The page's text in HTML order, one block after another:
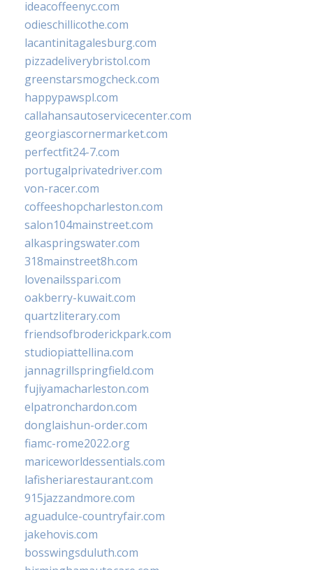
ideacoffeenyc.com
odieschillicothe.com
lacantinitagalesburg.com
pizzadeliverybristol.com
greenstarsmogcheck.com
happypawspl.com
callahansautoservicecenter.com
georgiascornermarket.com
perfectfit24-7.com
portugalprivatedriver.com
von-racer.com
coffeeshopcharleston.com
salon104mainstreet.com
alkaspringswater.com
318mainstreet8h.com
lovenailsspari.com
oakberry-kuwait.com
quartzliterary.com
friendsofbroderickpark.com
studiopiattellina.com
jannagrillspringfield.com
fujiyamacharleston.com
elpatronchardon.com
donglaishun-order.com
fiamc-rome2022.org
mariceworldessentials.com
lafisheriarestaurant.com
915jazzandmore.com
aguadulce-countryfair.com
jakehovis.com
bosswingsduluth.com